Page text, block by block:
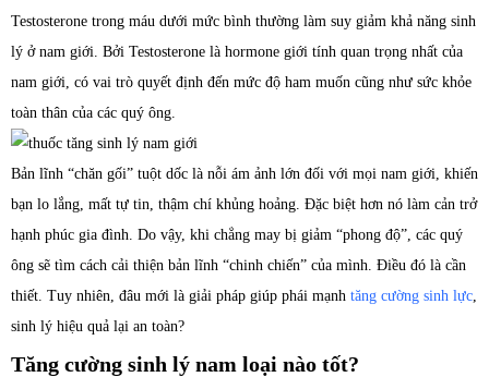
Testosterone trong máu dưới mức bình thường làm suy giảm khả năng sinh
lý ở nam giới. Bởi Testosterone là hormone giới tính quan trọng nhất của
nam giới, có vai trò quyết định đến mức độ ham muốn cũng như sức khỏe
toàn thân của các quý ông.
Bản lĩnh “chăn gối” tuột dốc là nỗi ám ảnh lớn đối với mọi nam giới, khiến
bạn lo lắng, mất tự tin, thậm chí khủng hoảng. Đặc biệt hơn nó làm cản trở
hạnh phúc gia đình. Do vậy, khi chẳng may bị giảm “phong độ”, các quý
ông sẽ tìm cách cải thiện bản lĩnh “chinh chiến” của mình. Điều đó là cần
thiết. Tuy nhiên, đâu mới là giải pháp giúp phái mạnh tăng cường sinh lực,
sinh lý hiệu quả lại an toàn?
Tăng cường sinh lý nam loại nào tốt?